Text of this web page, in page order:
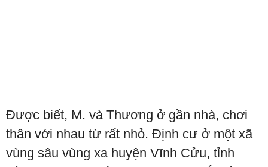
Được biết, M. và Thương ở gần nhà, chơi
thân với nhau từ rất nhỏ. Định cư ở một xã
vùng sâu vùng xa huyện Vĩnh Cửu, tỉnh